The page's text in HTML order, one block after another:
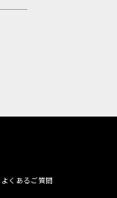
よくあるご質問